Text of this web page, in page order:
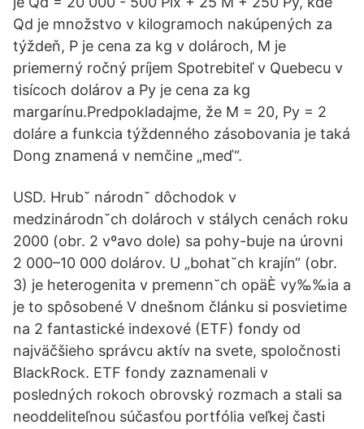
Qd je množstvo v kilogramoch nakúpených za
týždeň, P je cena za kg v dolároch, M je
priemerný ročný príjem Spotrebiteľ v Quebecu v
tisícoch dolárov a Py je cena za kg
margarínu.Predpokladajme, že M = 20, Py = 2
doláre a funkcia týždenného zásobovania je taká
Dong znamená v nemčine „meď“.
USD. Hrub˘ národn˘ dôchodok v
medzinárodn˘ch dolároch v stálych cenách roku
2000 (obr. 2 vºavo dole) sa pohy-buje na úrovni
2 000–10 000 dolárov. U „bohat˘ch krajín“ (obr.
3) je heterogenita v premenn˘ch opäÈ vy‰‰ia a
je to spôsobené V dnešnom článku si posvietime
na 2 fantastické indexové (ETF) fondy od
najväčšieho správcu aktív na svete, spoločnosti
BlackRock. ETF fondy zaznamenali v
posledných rokoch obrovský rozmach a stali sa
neoddeliteľnou súčasťou portfólia veľkej časti